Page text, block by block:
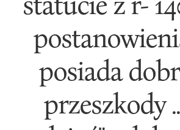
posiada
przeszkody